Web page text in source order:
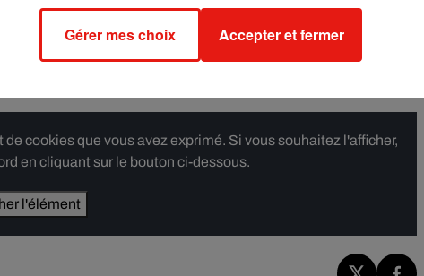
des tubes incontournables de ce début d'année, et Latina
du coup ?
cookies que vous avez exprimé. Si vous souhaitez l'afficher,
en cliquant sur le bouton ci-dessous.
l'élément
Gérer mes choix Accepter et fermer